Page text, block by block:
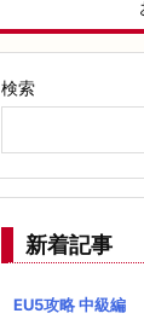
検索
新着記事
EU5攻略 中級編